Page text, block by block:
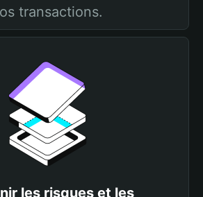
transactions.
les risques et les